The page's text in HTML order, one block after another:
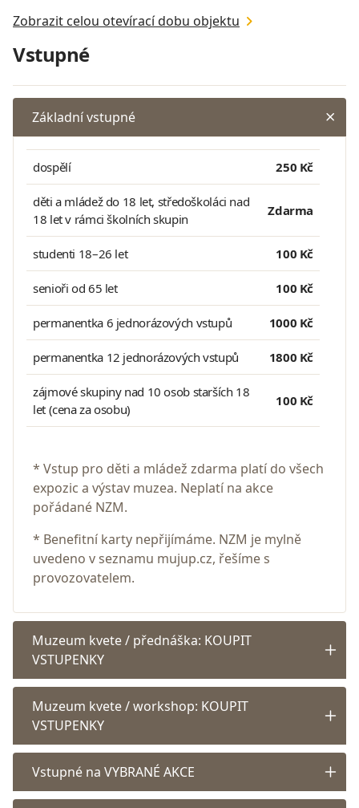
Zobrazit celou otevírací dobu objektu
Vstupné
Základní vstupné
dospělí 250 Kč
děti a mládež do 18 let, středoškoláci nad
18 let v rámci školních skupin
Zdarma
studenti 18–26 let 100 Kč
senioři od 65 let 100 Kč
permanentka 6 jednorázových vstupů 1000 Kč
permanentka 12 jednorázových vstupů 1800 Kč
zájmové skupiny nad 10 osob starších 18
let (cena za osobu)
100 Kč
* Vstup pro děti a mládež zdarma platí do všech
expozic a výstav muzea. Neplatí na akce
pořádané NZM.
* Benefitní karty nepřijímáme. NZM je mylně
uvedeno v seznamu mujup.cz, řešíme s
provozovatelem.
Muzeum kvete / přednáška: KOUPIT
VSTUPENKY
Muzeum kvete / workshop: KOUPIT
VSTUPENKY
Vstupné na VYBRANÉ AKCE